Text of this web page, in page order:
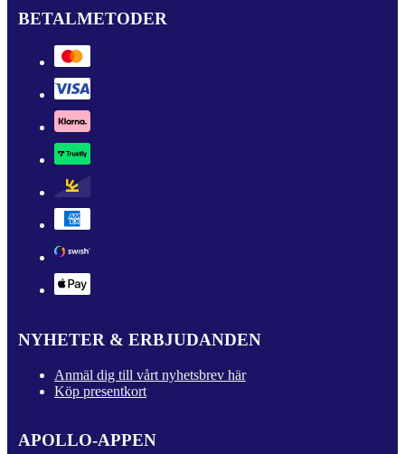
BETALMETODER
NYHETER & ERBJUDANDEN
Anmäl dig till vårt nyhetsbrev här
Köp presentkort
APOLLO-APPEN